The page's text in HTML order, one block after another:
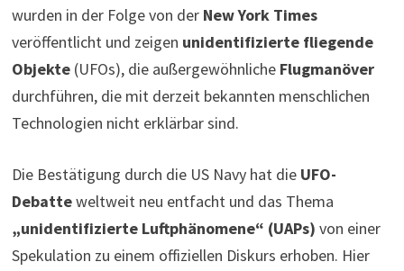
wurden in der Folge von der New York Times
veröffentlicht und zeigen unidentifizierte fliegende
Objekte (UFOs), die außergewöhnliche Flugmanöver
durchführen, die mit derzeit bekannten menschlichen
Technologien nicht erklärbar sind.
Die Bestätigung durch die US Navy hat die UFO-
Debatteweltweit neu entfacht und das Thema
„unidentifizierte Luftphänomene“ (UAPs) von einer
Spekulation zu einem offiziellen Diskurs erhoben. Hier